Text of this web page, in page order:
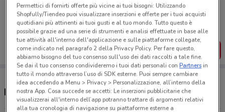
Porta DoveConviene sempre con te!
Puoi trovare le migliori offerte dei negozi vicino a te,
salvarle e creare la tua lista del risparmio, comodamente
dal tuo cellulare.
SCARICA L’APP
Negozi e orari Prénatal
Permettici di fornirti offerte più vicine ai tuoi bisogni: Utilizzando
Shopfully/Tiendeo puoi visualizzare inserzioni e offerte per i tuoi acquisti
quotidiani più attinenti ai tuoi gusti e al tuo mondo. Tutto questo è
possibile grazie ad una serie di strumenti e analisi effettuate in base alle
tue attività all'interno dell'applicazione e sulle piattaforme collegate,
come indicato nel paragrafo 2 della Privacy Policy. Per fare questo,
abbiamo bisogno del tuo consenso sull'uso dei dati raccolti a tale fine.
Se dai il tuo consenso condivideremo i tuoi dati personali conPartnersin
tutto il mondo attraverso l’uso di SDK esterne. Puoi sempre cambiare
idea accedendo a Menu > Privacy > Personalizzazione, all’interno della
nostra App. Cosa succede se accetti: Le inserzioni pubblicitarie che
visualizzerai all'interno dell’app potranno trattare di argomenti relativi
alla tua cronologia di navigazione su piattaforme esterne a